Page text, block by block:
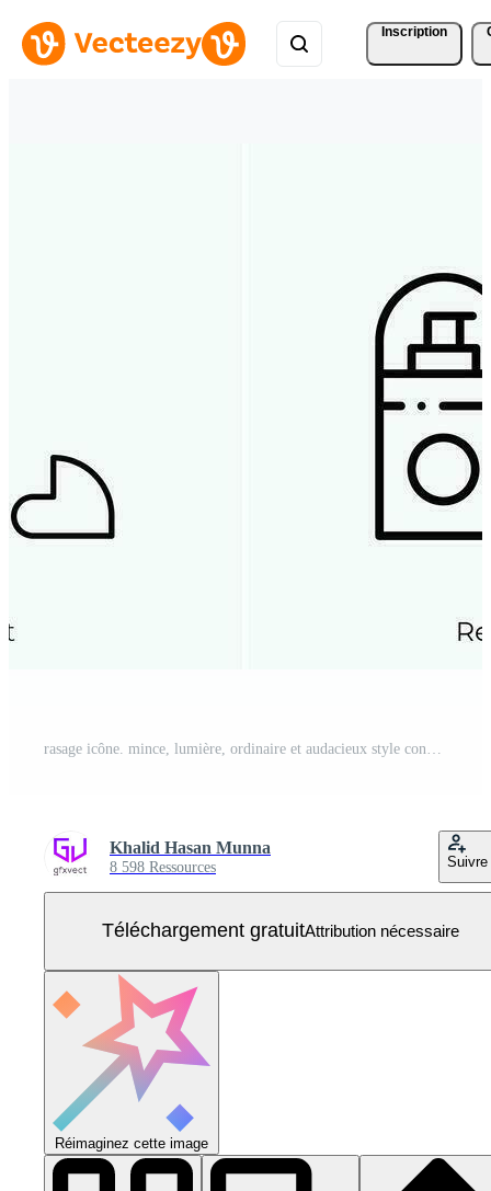
Inscription
Khalid Hasan Munna
8 598 Ressources Suivre
Téléchargement gratuitAttribution nécessaire
Réimaginez cette image